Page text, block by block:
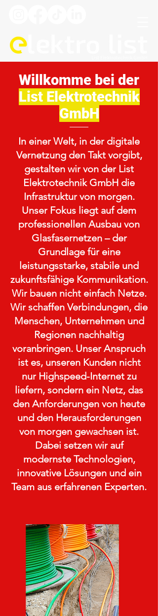
Willkomme bei der
List Elektrotechnik
GmbH
In einer Welt, in der digitale
Vernetzung den Takt vorgibt,
gestalten wir von der List
Elektrotechnik GmbH die
Infrastruktur von morgen.
Unser Fokus liegt auf dem
professionellen Ausbau von
Glasfasernetzen – der
Grundlage für eine
leistungsstarke, stabile und
zukunftsfähige Kommunikation.
Wir bauen nicht einfach Netze.
Wir schaffen Verbindungen, die
Menschen, Unternehmen und
Regionen nachhaltig
voranbringen. Unser Anspruch
ist es, unseren Kunden nicht
nur Highspeed-Internet zu
liefern, sondern ein Netz, das
den Anforderungen von heute
und den Herausforderungen
von morgen gewachsen ist.
Dabei setzen wir auf
modernste Technologien,
innovative Lösungen und ein
Team aus erfahrenen Experten.